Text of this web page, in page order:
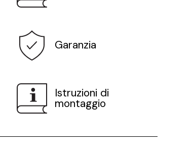
Garanzia
Istruzioni di
montaggio